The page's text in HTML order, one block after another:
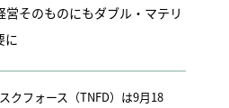
営そのものにもダブル・マテリ
に
クフォース（TNFD）は9月18